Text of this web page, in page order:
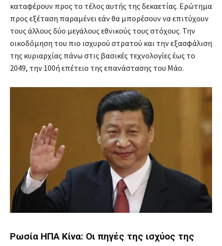
καταφέρουν προς το τέλος αυτής της δεκαετίας. Ερώτημα
προς εξέταση παραμένει εάν θα μπορέσουν να επιτύχουν
τους άλλους δύο μεγάλους εθνικούς τους στόχους. Την
οικοδόμηση του πιο ισχυρού στρατού και την εξασφάλιση
της κυριαρχίας πάνω στις βασικές τεχνολογίες έως το
2049, την 100ή επέτειο της επανάστασης του Μάο.
Ρωσία ΗΠΑ Κίνα: Οι πηγές της ισχύος της